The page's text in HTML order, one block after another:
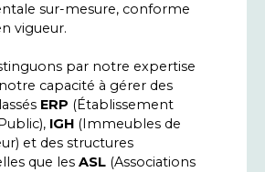
sur-mesure, conforme
vigueur.
par notre expertise
capacité à gérer des
ERP (Établissement
IGH (Immeubles de
et des structures
que les ASL (Associations